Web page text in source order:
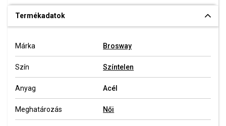
Termékadatok
Márka Brosway
Szín Színtelen
Anyag Acél
Meghatározás Női